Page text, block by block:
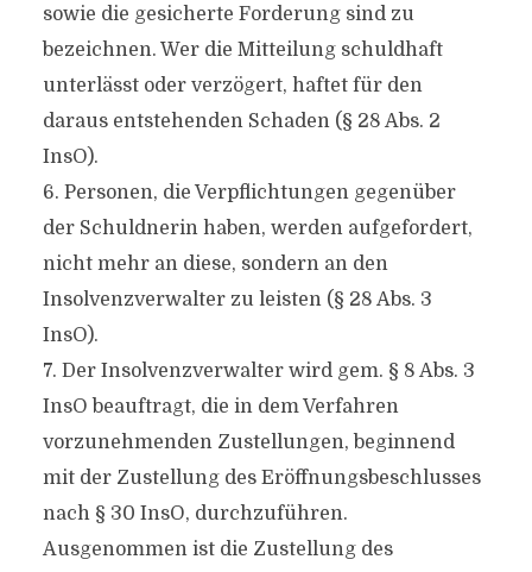
sowie die gesicherte Forderung sind zu
bezeichnen. Wer die Mitteilung schuldhaft
unterlässt oder verzögert, haftet für den
daraus entstehenden Schaden (§ 28 Abs. 2
InsO).
6. Personen, die Verpflichtungen gegenüber
der Schuldnerin haben, werden aufgefordert,
nicht mehr an diese, sondern an den
Insolvenzverwalter zu leisten (§ 28 Abs. 3
InsO).
7. Der Insolvenzverwalter wird gem. § 8 Abs. 3
InsO beauftragt, die in dem Verfahren
vorzunehmenden Zustellungen, beginnend
mit der Zustellung des Eröffnungsbeschlusses
nach § 30 InsO, durchzuführen.
Ausgenommen ist die Zustellung des